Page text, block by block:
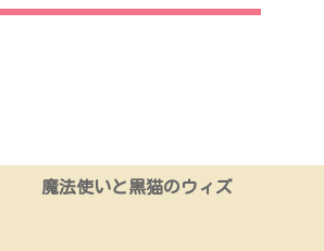
魔法使いと黒猫のウィズ